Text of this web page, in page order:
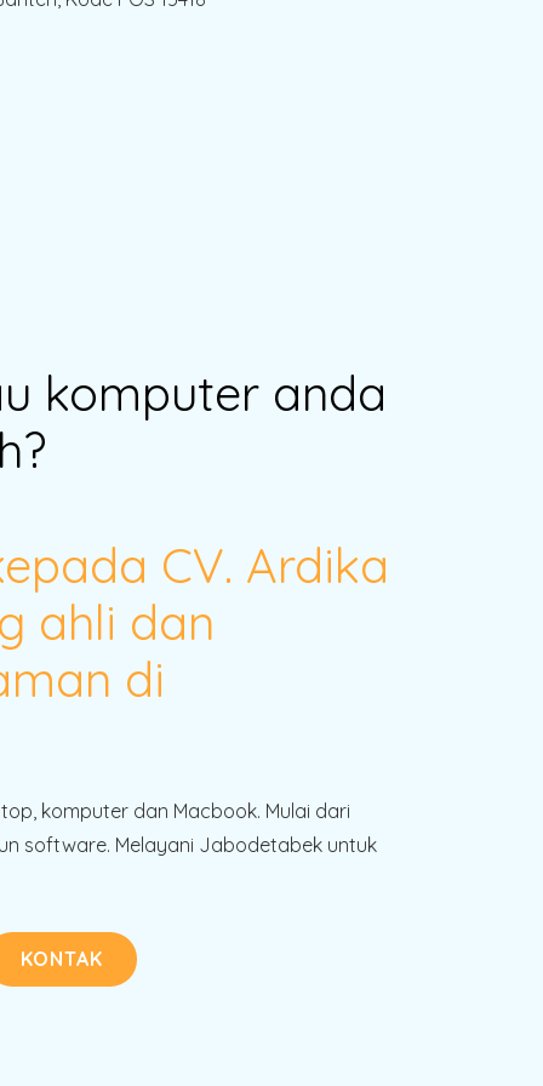
komputer anda
CV. Ardika
ahli dan
di
komputer dan Macbook. Mulai dari
software. Melayani Jabodetabek untuk
KONTAK